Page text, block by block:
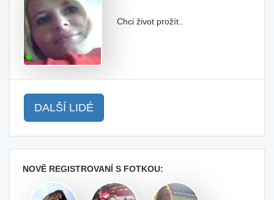
Chci život prožít..
DALŠÍ LIDÉ
NOVĚ REGISTROVANÍ S FOTKOU: